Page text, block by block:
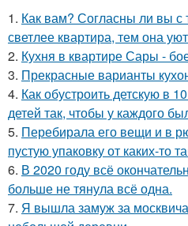
1. Как вам? Согласны ли вы с
светлее квартира, тем она
2. Кухня в квартире Сары -
3. Прекрасные варианты
4. Как обустроить детскую в
детей так, чтобы у каждого
5. Перебирала его вещи и в
пустую упаковку от каких-то
6. В 2020 году всё
больше не тянула всё одна.
7. Я вышла замуж за